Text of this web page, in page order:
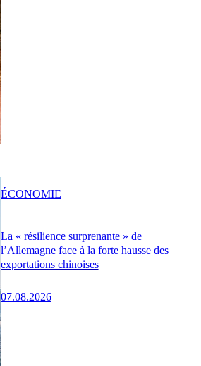
La « résilience surprenante » de
l’Allemagne face à la forte hausse des
exportations chinoises
07.08.2026
ÉCONOMIE